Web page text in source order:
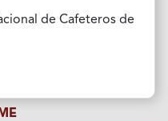
de Cafeteros de